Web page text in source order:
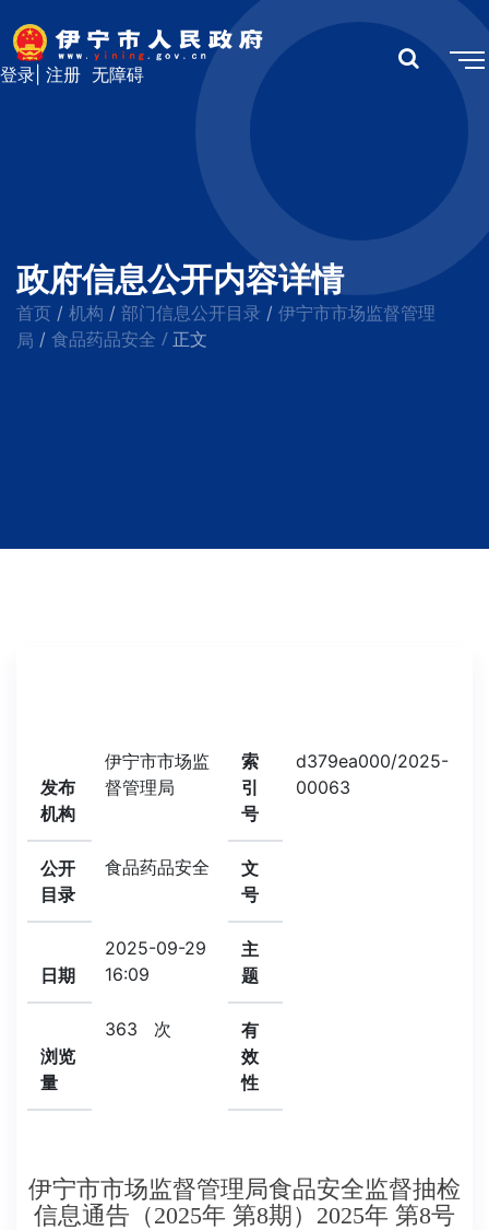
无障碍
登录 注册
政府信息公开内容详情
首页 / 机构 / 部门信息公开目录 / 伊宁市市场监督管理
局 / 食品药品安全 / 正文
发布
机构
伊宁市市场监
督管理局
索
引
号
d379ea000/2025-
00063
公开
目录
食品药品安全
文
号
日期
2025-09-29
16:09
主
题
浏览
量
363 次
有
效
性
伊宁市市场监督管理局食品安全监督抽检
信息通告（2025年 第8期）2025年 第8号